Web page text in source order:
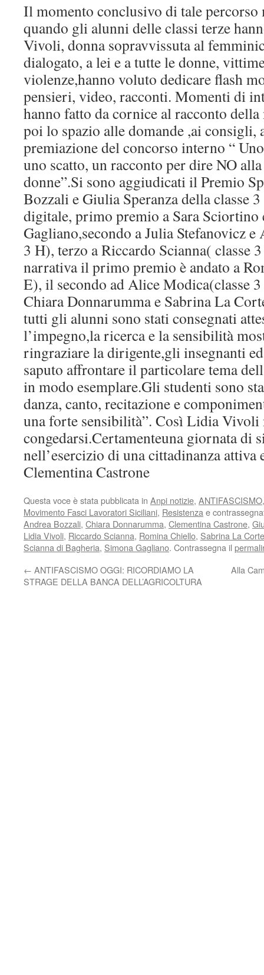
Il momento conclusivo di tale percorso
quando gli alunni delle classi terze
Vivoli, donna sopravvissuta al
dialogato, a lei e a tutte le donne,
violenze,hanno voluto dedicare flash
pensieri, video, racconti. Momenti di
hanno fatto da cornice al racconto
poi lo spazio alle domande ,ai
premiazione del concorso interno “
uno scatto, un racconto per dire NO
donne”.Si sono aggiudicati il Premio
Bozzali e Giulia Speranza della classe
digitale, primo premio a Sara Sciortino
Gagliano,secondo a Julia Stefanovicz
3 H), terzo a Riccardo Scianna( classe
narrativa il primo premio è andato a
E), il secondo ad Alice Modica(classe
Chiara Donnarumma e Sabrina La
tutti gli alunni sono stati consegnati
l’impegno,la ricerca e la sensibilità
ringraziare la dirigente,gli insegnanti
saputo affrontare il particolare tema
in modo esemplare.Gli studenti sono
danza, canto, recitazione e
una forte sensibilità”. Così Lidia Vivoli
congedarsi.Certamenteuna giornata di
nell’esercizio di una cittadinanza attiva
Clementina Castrone
Questa voce è stata pubblicata in Anpi notizie, ANTIFASCISMO
Movimento Fasci Lavoratori Siciliani, Resistenza e
Andrea Bozzali, Chiara Donnarumma, Clementina Castrone,
Lidia Vivoli, Riccardo Scianna, Romina Chiello, Sabrina La Corte
Scianna di Bagheria, Simona Gagliano. Contrassegna il
← ANTIFASCISMO OGGI: RICORDIAMO LA
STRAGE DELLA BANCA DELL’AGRICOLTURA
Alla